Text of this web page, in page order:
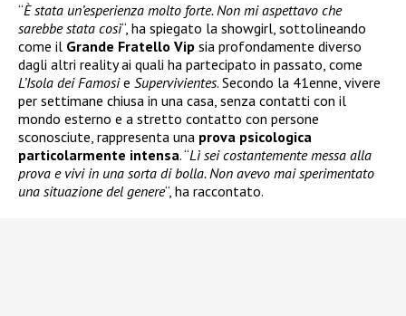
“È stata un’esperienza molto forte. Non mi aspettavo che
sarebbe stata così“, ha spiegato la showgirl, sottolineando
come il Grande Fratello Vip sia profondamente diverso
dagli altri reality ai quali ha partecipato in passato, come
L’Isola dei Famosie Supervivientes. Secondo la 41enne, vivere
per settimane chiusa in una casa, senza contatti con il
mondo esterno e a stretto contatto con persone
sconosciute, rappresenta una prova psicologica
particolarmente intensa. “Lì sei costantemente messa alla
prova e vivi in una sorta di bolla. Non avevo mai sperimentato
una situazione del genere“, ha raccontato.